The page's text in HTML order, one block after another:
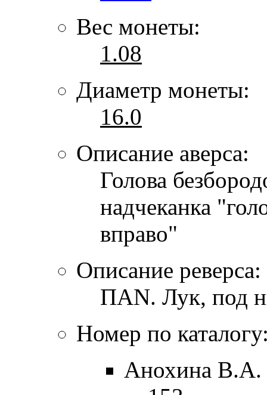
Вес монеты:
1.08
Диаметр монеты:
16.0
Описание аверса:
Голова
надчеканка
вправо"
Описание реверса:
ΠΑΝ. Лук, под
Номер по
Анохина В.А.